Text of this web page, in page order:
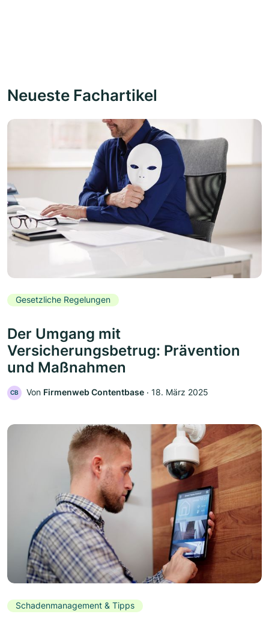
Neueste Fachartikel
Gesetzliche Regelungen
Der Umgang mit
Versicherungsbetrug: Prävention
und Maßnahmen
CB Von Firmenweb Contentbase ‧ 18. März 2025
Schadenmanagement & Tipps